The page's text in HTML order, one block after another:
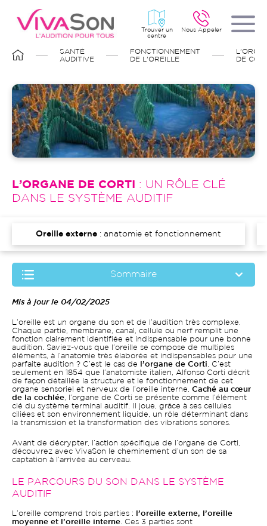
contenu
principal
Nous Appeler
Trouver un
centre
FIL
D'ARIANE
SANTÉ
AUDITIVE
FONCTIONNEMENT
DE L'OREILLE
DE
Image
L’ORGANE DE CORTI
: UN RÔLE CLÉ
DANS LE SYSTÈME AUDITIF
Oreille externe : anatomie et fonctionnement
Sommaire
Mis à jour le 04/02/2025
L’oreille est un organe du son et de l’audition très complexe.
Chaque partie, membrane, canal, cellule ou nerf remplit une
fonction clairement identifiée et indispensable pour une bonne
audition. Saviez-vous que l’oreille se compose de multiples
éléments, à l’anatomie très élaborée et indispensables pour une
parfaite audition ? C’est le cas de
l’organe de Corti . C’est
seulement en 1854 que l’anatomiste italien, Alfonso Corti décrit
de façon détaillée la structure et le fonctionnement de cet
organe sensoriel et nerveux de l’oreille interne. Caché au cœur
de la cochlée , l’organe de Corti se présente comme l’élément
clé du système terminal auditif. Il joue, grâce à ses cellules
ciliées et son environnement liquide, un rôle déterminant dans
la transmission et la transformation des vibrations sonores.
Avant de décrypter, l’action spécifique de l’organe de Corti,
découvrez avec VivaSon le cheminement d’un son de sa
captation à l’arrivée au cerveau.
LE PARCOURS DU SON DANS LE SYSTÈME
AUDITIF
L’oreille comprend trois parties :
l’oreille externe, l’oreille
moyenne et l’oreille interne . Ces 3 parties sont